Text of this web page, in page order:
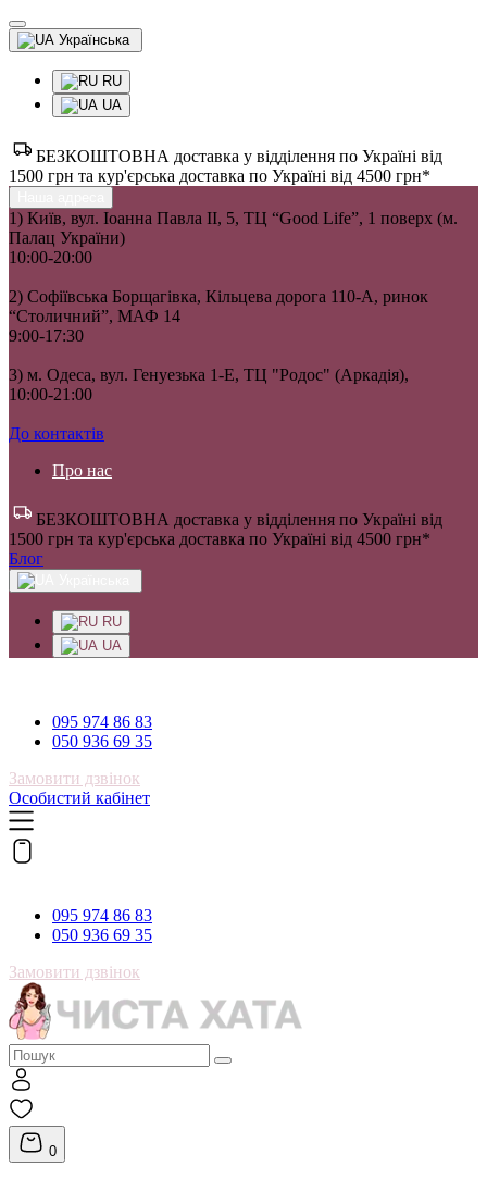
Українська
RU
UA
БЕЗКОШТОВНА доставка у відділення по Україні від
1500 грн та кур'єрська доставка по Україні від 4500 грн*
1) Київ, вул. Іоанна Павла II, 5, ТЦ “Good Life”, 1 поверх (м.
Палац України)
10:00-20:00
2) Софіївська Борщагівка, Кільцева дорога 110-А, ринок
“Столичний”, МАФ 14
9:00-17:30
3) м. Одеса, вул. Генуезька 1-Е, ТЦ "Родос" (Аркадія),
10:00-21:00
До контактів
Про нас
БЕЗКОШТОВНА доставка у відділення по Україні від
1500 грн та кур'єрська доставка по Україні від 4500 грн*
Блог
RU
UA
095 974 86 83
050 936 69 35
Замовити дзвінок
Особистий кабінет
095 974 86 83
050 936 69 35
Замовити дзвінок
0